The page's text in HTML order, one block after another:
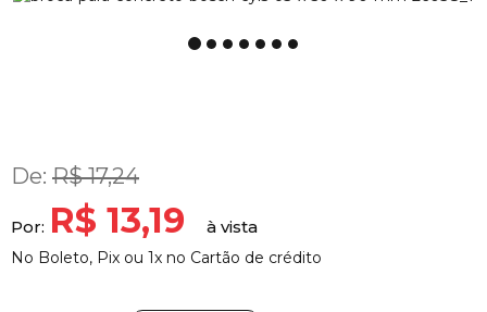
De: R$ 17,24
Por: R$ 13,19
No Boleto, Pix ou 1x no Cartão de crédito